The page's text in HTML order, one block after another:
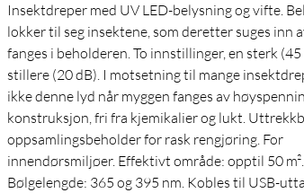
Insektdreper med UV LED-belysning og vifte.
lokker til seg insektene, som deretter suges inn
fanges i beholderen. To innstillinger, en sterk (45
stillere (20 dB). I motsetning til mange
ikke denne lyd når myggen fanges av
konstruksjon, fri fra kjemikalier og lukt.
oppsamlingsbeholder for rask rengjøring. For
innendørsmiljøer. Effektivt område: opptil 50 m².
Bølgelengde: 365 og 395 nm. Kobles til USB-